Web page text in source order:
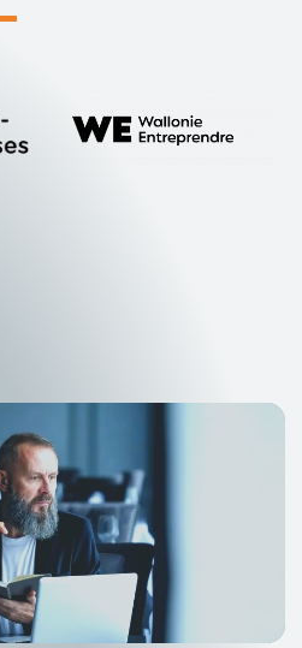
Avec le
de
gestion cloud
pour les PME
comptables.